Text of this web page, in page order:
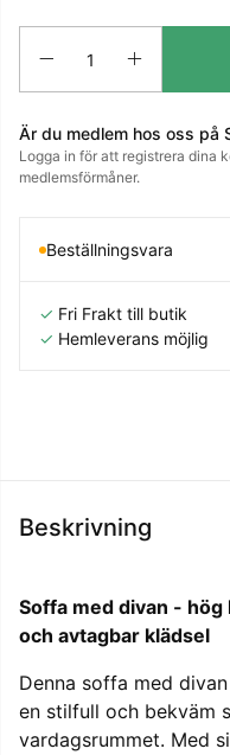
Är du medlem hos oss på
Logga in för att registrera dina
medlemsförmåner.
Beställningsvara
✓ Fri Frakt till butik
✓ Hemleverans möjlig
Beskrivning
Soffa med divan -
och avtagbar klädsel
Denna soffa med
en stilfull och bekväm
vardagsrummet. Med